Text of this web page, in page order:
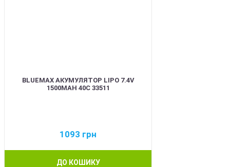
BLUEMAX АКУМУЛЯТОР LIPO 7.4V
1500MAH 40C 33511
1093 грн
ДО КОШИКУ